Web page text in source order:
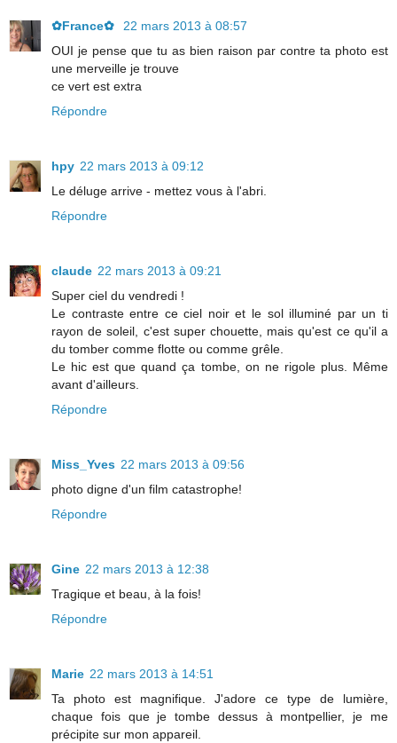
✿France✿
22 mars 2013 à 08:57
OUI je pense que tu as bien raison par contre ta photo est
une merveille je trouve
ce vert est extra
Répondre
hpy 22 mars 2013 à 09:12
Le déluge arrive - mettez vous à l'abri.
Répondre
claude 22 mars 2013 à 09:21
Super ciel du vendredi !
Le contraste entre ce ciel noir et le sol illuminé par un ti
rayon de soleil, c'est super chouette, mais qu'est ce qu'il a
du tomber comme flotte ou comme grêle.
Le hic est que quand ça tombe, on ne rigole plus. Même
avant d'ailleurs.
Répondre
Miss_Yves 22 mars 2013 à 09:56
photo digne d'un film catastrophe!
Répondre
Gine 22 mars 2013 à 12:38
Tragique et beau, à la fois!
Répondre
Marie 22 mars 2013 à 14:51
Ta photo est magnifique. J'adore ce type de lumière,
chaque fois que je tombe dessus à montpellier, je me
précipite sur mon appareil.